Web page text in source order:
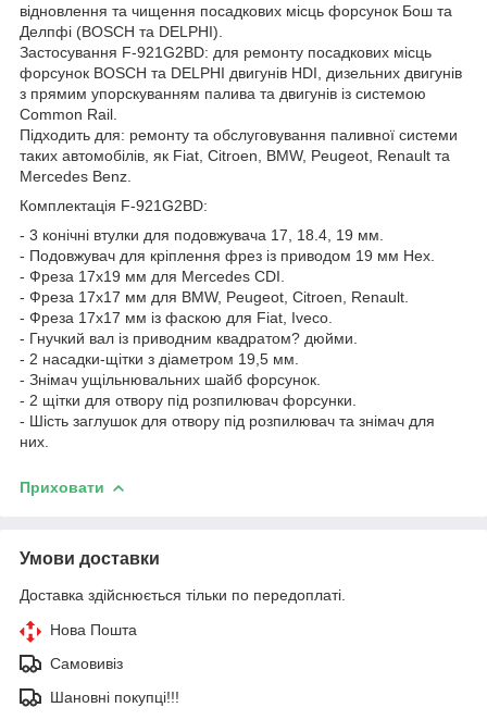
відновлення та чищення посадкових місць форсунок Бош та
Делпфі (BOSCH та DELPHI).
Застосування F-921G2BD: для ремонту посадкових місць
форсунок BOSCH та DELPHI двигунів HDI, дизельних двигунів
з прямим упорскуванням палива та двигунів із системою
Common Rail.
Підходить для: ремонту та обслуговування паливної системи
таких автомобілів, як Fiat, Citroen, BMW, Peugeot, Renault та
Mercedes Benz.
Комплектація F-921G2BD:
- 3 конічні втулки для подовжувача 17, 18.4, 19 мм.
- Подовжувач для кріплення фрез із приводом 19 мм Hex.
- Фреза 17х19 мм для Mercedes CDI.
- Фреза 17x17 мм для BMW, Peugeot, Citroen, Renault.
- Фреза 17x17 мм із фаскою для Fiat, Iveco.
- Гнучкий вал із приводним квадратом? дюйми.
- 2 насадки-щітки з діаметром 19,5 мм.
- Знімач ущільнювальних шайб форсунок.
- 2 щітки для отвору під розпилювач форсунки.
- Шість заглушок для отвору під розпилювач та знімач для
них.
Приховати
Умови доставки
Доставка здійснюється тільки по передоплаті.
Нова Пошта
Самовивіз
Шановні покупці!!!